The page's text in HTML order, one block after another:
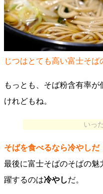
じつはとても高い富士そば
もっとも、そば粉含有率
けれどもね。
いっ
そばを食べるなら冷やしだ
最後に富士そばのそばの
躍するのは冷やしだ。